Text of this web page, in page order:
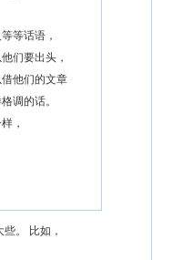
等话语，
们要出头，
他们的文章
调的话。
，
。 比如，